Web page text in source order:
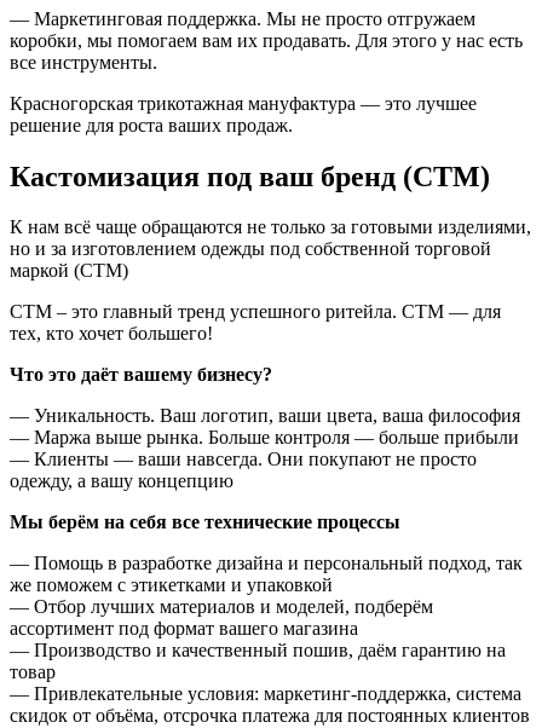
— Маркетинговая поддержка. Мы не просто отгружаем
коробки, мы помогаем вам их продавать. Для этого у нас есть
все инструменты.
Красногорская трикотажная мануфактура — это лучшее
решение для роста ваших продаж.
Кастомизация под ваш бренд (СТМ)
К нам всё чаще обращаются не только за готовыми изделиями,
но и за изготовлением одежды под собственной торговой
маркой (СТМ)
СТМ – это главный тренд успешного ритейла. СТМ — для
тех, кто хочет большего!
Что это даёт вашему бизнесу?
— Уникальность. Ваш логотип, ваши цвета, ваша философия
— Маржа выше рынка. Больше контроля — больше прибыли
— Клиенты — ваши навсегда. Они покупают не просто
одежду, а вашу концепцию
Мы берём на себя все технические процессы
— Помощь в разработке дизайна и персональный подход, так
же поможем с этикетками и упаковкой
— Отбор лучших материалов и моделей, подберём
ассортимент под формат вашего магазина
— Производство и качественный пошив, даём гарантию на
товар
— Привлекательные условия: маркетинг-поддержка, система
скидок от объёма, отсрочка платежа для постоянных клиентов